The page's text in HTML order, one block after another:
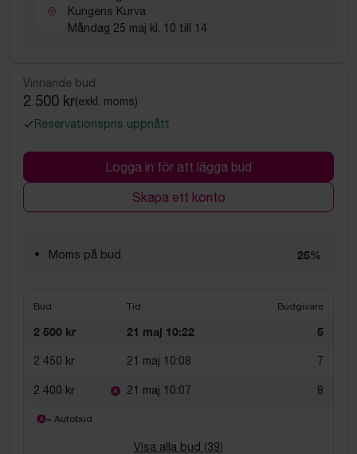
Kungens Kurva
Måndag 25 maj kl. 10 till 14
Vinnande bud
2 500 kr(exkl. moms)
Reservationspris uppnått
Logga in för att lägga bud
Skapa ett konto
Moms på bud 25%
Bud Tid Budgivare
2 500 kr 21 maj 10:22 5
2 450 kr 21 maj 10:08 7
2 400 kr 21 maj 10:07 8
= Autobud
Visa alla bud (39)